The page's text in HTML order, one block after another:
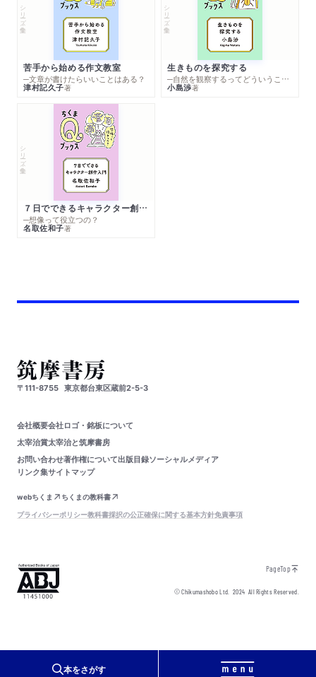
本をさがす
シリーズ・全集
苦手から始める作文教室
─文章が書けたらいいことはある？
津村記久子著
シリーズ・全集
生きものを探究する
─自然を観察するってどういうこと？
小島渉著
シリーズ・全集
７日でできるキャラクター創作入門
─想像って役立つの？
名取佐和子著
〒111-8755 東京都台東区蔵前2-5-3
会社概要会社ロゴ・銘板について
太宰治賞太宰治と筑摩書房
お問い合わせ著作権について出版目録ソーシャルメディア
リンク集サイトマップ
webちくま
ちくまの教科書
プライバシーポリシー教科書採択の公正確保に関する基本方針免責事項
PageTop
© Chikumashobo Ltd.2024 All Rights Reserved.